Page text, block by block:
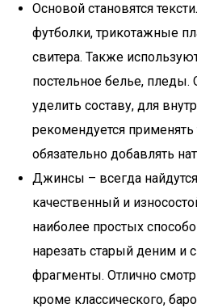
Основой становятся
футболки, трикотажные
свитера. Также
постельное белье, пледы.
уделить составу, для
рекомендуется применять
обязательно добавлять
Джинсы – всегда
качественный и
наиболее простых
нарезать старый деним и
фрагменты. Отлично
кроме классического,